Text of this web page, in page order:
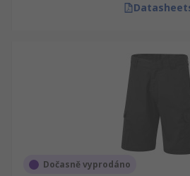
Dočasně vyprodáno